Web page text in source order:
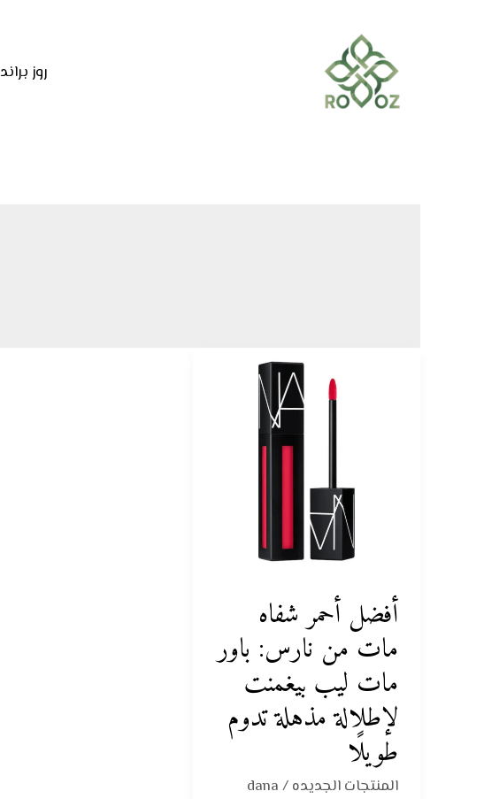
روز براند
أفضل أحمر شفاه
مات من نارس: باور
مات ليب بيغمنت
لإطلالة مذهلة تدوم
طويلًا
المنتجات الجديده/
dana
لإطلالة
مذهلة
تدوم
طويلًا